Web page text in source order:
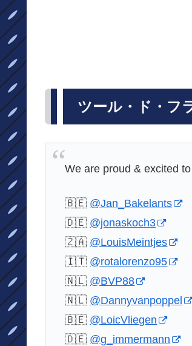
ツール・ド・フ
We are proud & excited
🇧🇪 @Jan_Bakelants
🇩🇪 @jonaskoch3
🇿🇦 @LouisMeintjes
🇮🇹 @rotalorenzo95
🇳🇱 @BVP88
🇳🇱 @Dannyvanpoppel
🇧🇪 @LoicVliegen
🇩🇪 @g_immermann